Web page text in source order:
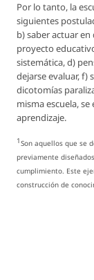
Por lo tanto, la
siguientes
b) saber actuar
proyecto
sistemática, d)
dejarse evaluar, f)
dicotomías
misma escuela,
aprendizaje.
1Son aquellos que se
previamente
cumplimiento. Este
construcción de